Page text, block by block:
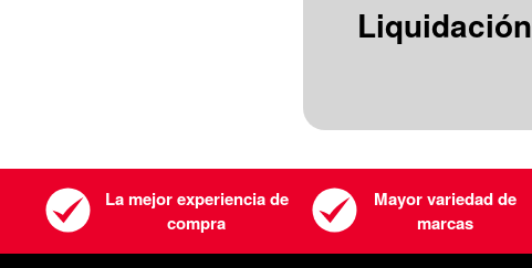
Liquidación
La mejor experiencia de
compra
Mayor variedad de
marcas